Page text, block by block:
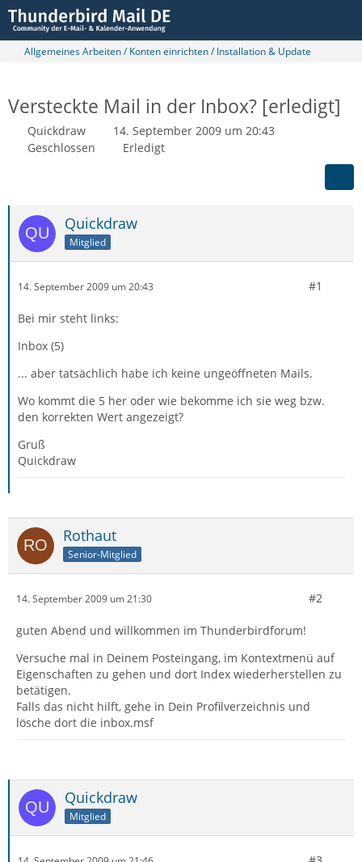
Allgemeines Arbeiten / Konten einrichten / Installation & Update
Versteckte Mail in der Inbox? [erledigt]
Quickdraw
14. September 2009 um 20:43
Geschlossen
Erledigt
Quickdraw
Mitglied
14. September 2009 um 20:43 #1
Bei mir steht links:
Inbox (5)
... aber tatsächlich habe ich keine ungeöffneten Mails.
Wo kommt die 5 her oder wie bekomme ich sie weg bzw.
den korrekten Wert angezeigt?
Gruß
Quickdraw
Rothaut
Senior-Mitglied
14. September 2009 um 21:30 #2
guten Abend und willkommen im Thunderbirdforum!
Versuche mal in Deinem Posteingang, im Kontextmenü auf
Eigenschaften zu gehen und dort Index wiederherstellen zu
betätigen.
Falls das nicht hilft, gehe in Dein Profilverzeichnis und
lösche dort die inbox.msf
Quickdraw
Mitglied